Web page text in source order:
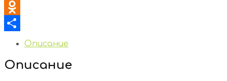
VK
Odnoklassniki
Отправить
Описание
Описание